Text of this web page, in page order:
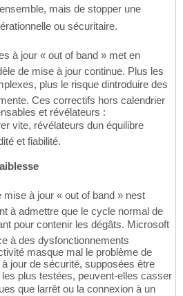
ensemble, mais de stopper une
ou sécuritaire.
à jour « out of band » met en
de mise à jour continue. Plus les
plus le risque dintroduire des
Ces correctifs hors calendrier
et révélateurs :
vite, révélateurs dun équilibre
et fiabilité.
à jour « out of band » nest
à admettre que le cycle normal de
pour contenir les dégâts. Microsoft
à des dysfonctionnements
masque mal le problème de
jour de sécurité, supposées être
plus testées, peuvent-elles casser
que larrêt ou la connexion à un